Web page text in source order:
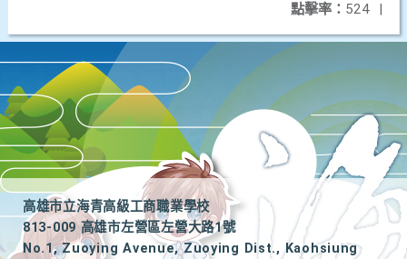
點擊率： 524 |
高雄市立海青高級工商職業學校
813-009 高雄市左營區左營大路1號
No.1, Zuoying Avenue, Zuoying Dist., Kaohsiung